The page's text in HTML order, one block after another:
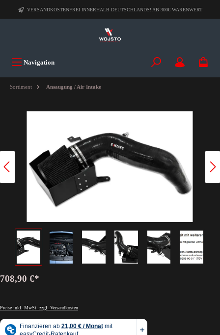
VERSANDKOSTENFREI INNERHALB DEUTSCHLANDS! AB 300€ WARENWERT
Navigation
Sortiment Ansaugung / Air Intake
708,90 €*
Preise inkl. MwSt. zzgl. Versandkosten